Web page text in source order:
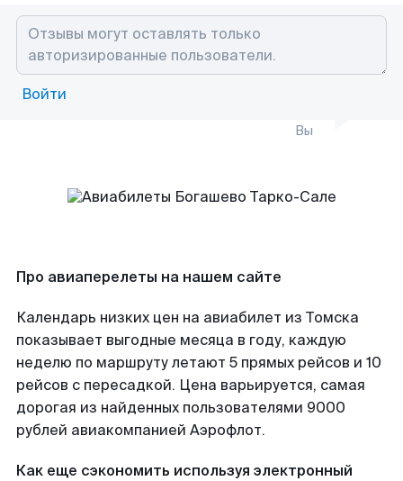
Войти
Вы
Про авиаперелеты на нашем сайте
Календарь низких цен на авиабилет из Томска
показывает выгодные месяца в году, каждую
неделю по маршруту летают 5 прямых рейсов и 10
рейсов с пересадкой. Цена варьируется, самая
дорогая из найденных пользователями 9000
рублей авиакомпанией Аэрофлот.
Как еще сэкономить используя электронный